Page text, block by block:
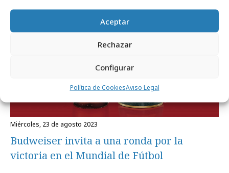
Aceptar
Rechazar
Configurar
Política de CookiesAviso Legal
miércoles, 23 de agosto 2023
Budweiser invita a una ronda por la
victoria en el Mundial de Fútbol